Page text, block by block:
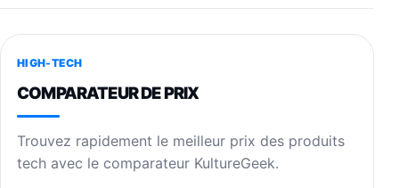
HIGH-TECH
COMPARATEUR DE PRIX
Trouvez rapidement le meilleur prix des produits
tech avec le comparateur KultureGeek.